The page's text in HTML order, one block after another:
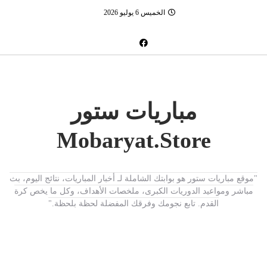
الخميس 6 يوليو 2026
مباريات ستور
Mobaryat.Store
"موقع مباريات ستور هو بوابتك الشاملة لـ أخبار المباريات، نتائج اليوم، بث
مباشر ومواعيد الدوريات الكبرى، ملخصات الأهداف، وكل ما يخص كرة
القدم. تابع نجومك وفرقك المفضلة لحظة بلحظة."